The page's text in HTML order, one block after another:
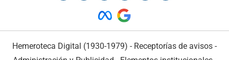
Hemeroteca Digital (1930-1979) - Receptorías de avisos -